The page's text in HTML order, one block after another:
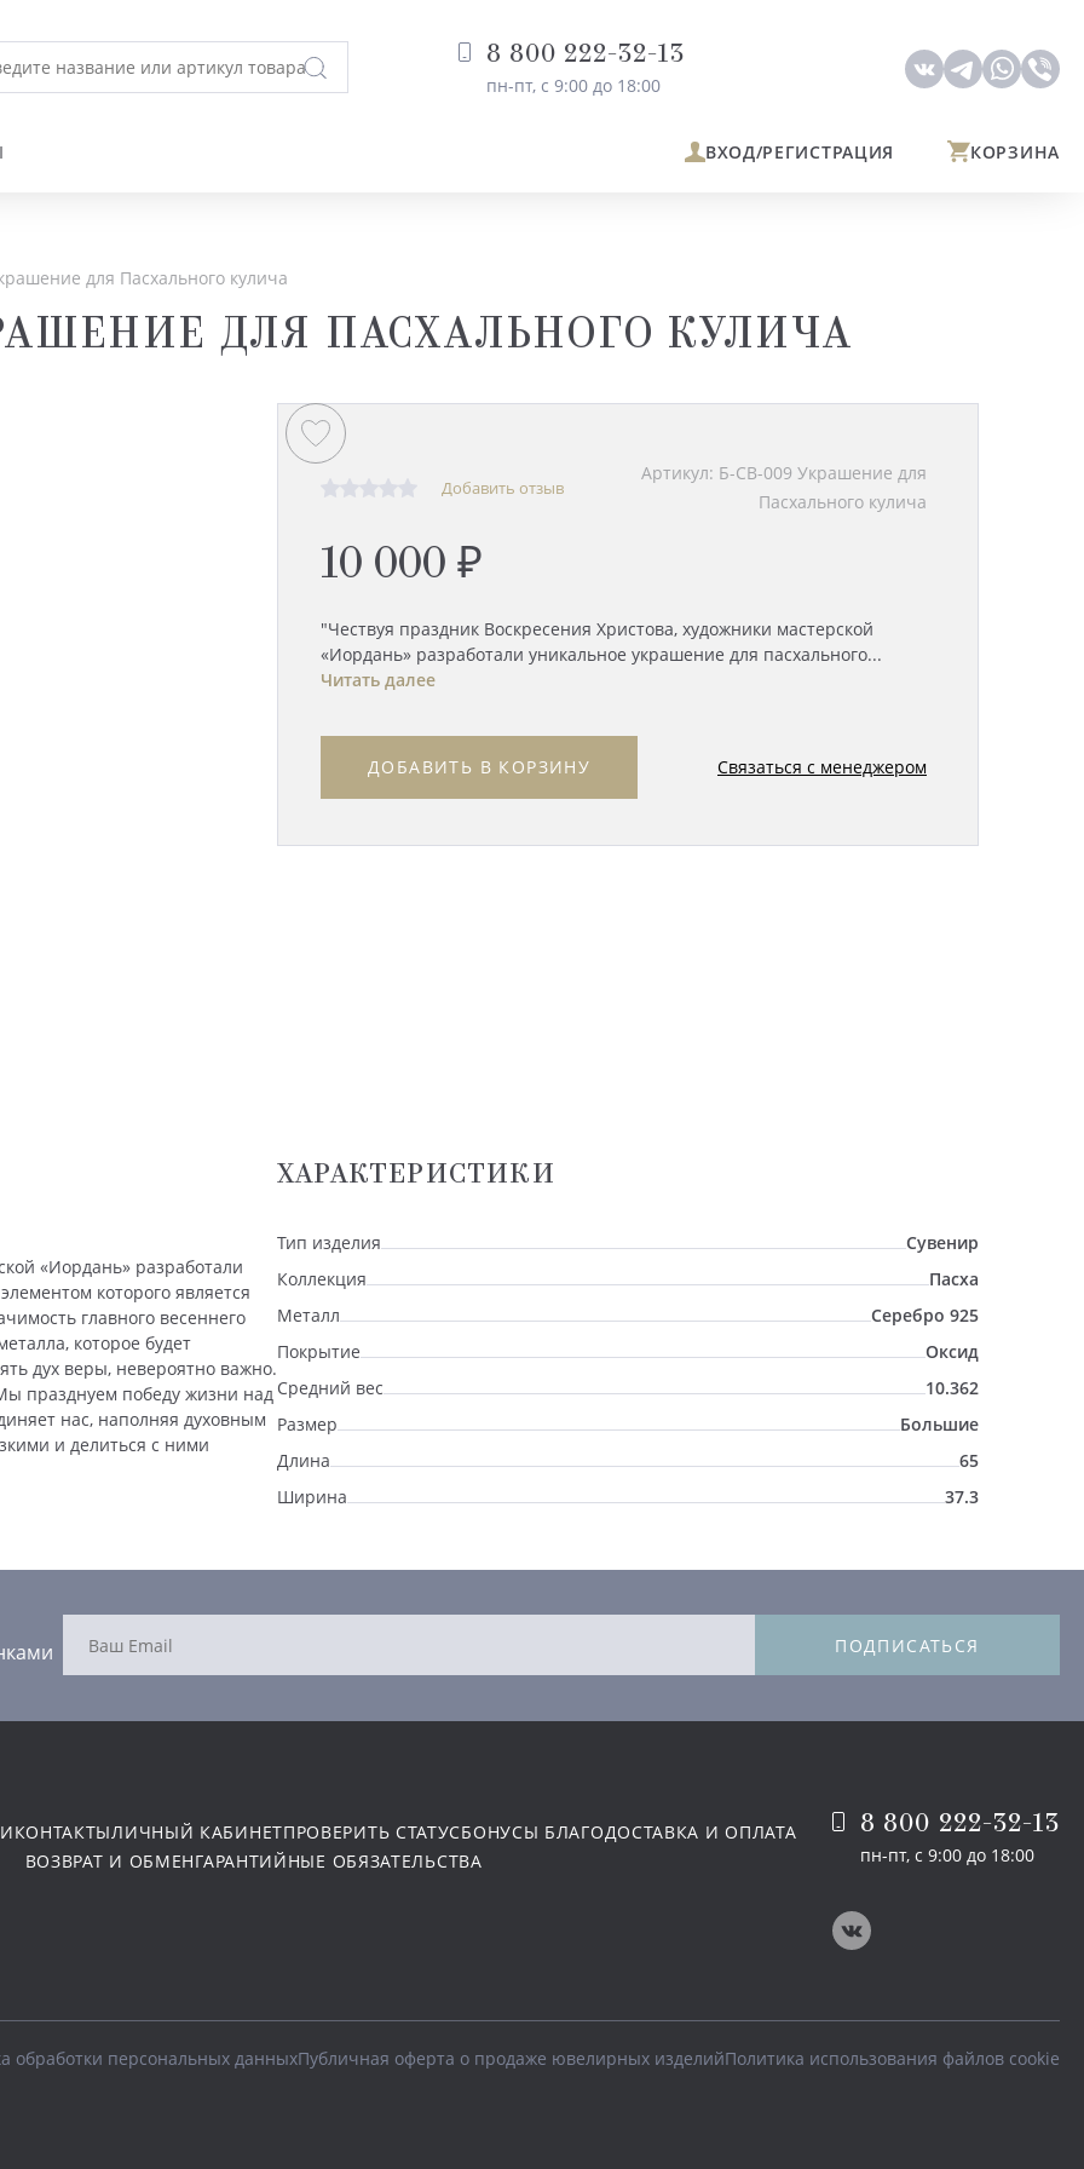
8 800 222-32-13
пн-пт, с 9:00 до 18:00
ВХОД/РЕГИСТРАЦИЯ КОРЗИНА
для Пасхального кулича
ДЛЯ ПАСХАЛЬНОГО КУЛИЧА
Добавить отзыв
Артикул: Б-СВ-009 Украшение для
Пасхального кулича
10 000 ₽
"Чествуя праздник Воскресения Христова, художники мастерской
«Иордань» разработали уникальное украшение для пасхального...
Читать далее
ДОБАВИТЬ В КОРЗИНУ Связаться с менеджером
«Иордань» разработали
которого является
главного весеннего
которое будет
дух веры, невероятно важно.
празднуем победу жизни над
нас, наполняя духовным
и делиться с ними
ХАРАКТЕРИСТИКИ
Тип изделия
Сувенир
Коллекция
Пасха
Металл
Серебро 925
Покрытие
Оксид
Средний вес
10.362
Размер
Большие
Длина
65
Ширина
37.3
ПОДПИСАТЬСЯ
КОНТАКТЫЛИЧНЫЙ КАБИНЕТПРОВЕРИТЬ СТАТУСБОНУСЫ БЛАГОДОСТАВКА И ОПЛАТА
ВОЗВРАТ И ОБМЕНГАРАНТИЙНЫЕ ОБЯЗАТЕЛЬСТВА
8 800 222-32-13
пн-пт, с 9:00 до 18:00
обработки персональных данныхПубличная оферта о продаже ювелирных изделийПолитика использования файлов cookie